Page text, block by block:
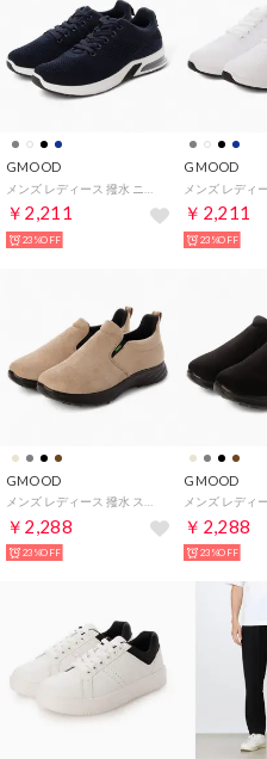
GMOOD
￥2,211
23%OFF
GMOOD
￥2,211
23%OFF
GMOOD
￥2,288
23%OFF
GMOOD
￥2,288
23%OFF